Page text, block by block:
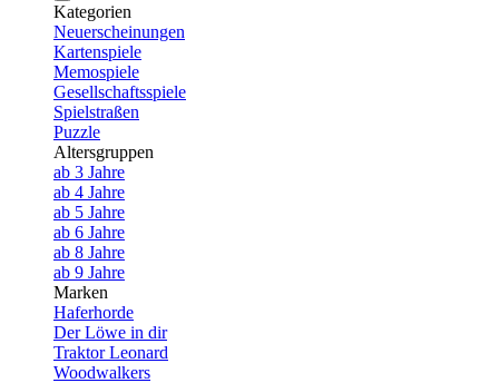
Kategorien
Neuerscheinungen
Kartenspiele
Memospiele
Gesellschaftsspiele
Spielstraßen
Puzzle
Altersgruppen
ab 3 Jahre
ab 4 Jahre
ab 5 Jahre
ab 6 Jahre
ab 8 Jahre
ab 9 Jahre
Marken
Haferhorde
Der Löwe in dir
Traktor Leonard
Woodwalkers